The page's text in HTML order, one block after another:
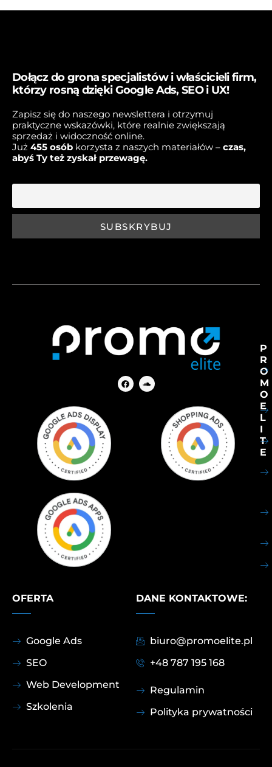
Dołącz do grona specjalistów i właścicieli firm,
którzy rosną dzięki Google Ads, SEO i UX!
Zapisz się do naszego newslettera i otrzymuj
praktyczne wskazówki, które realnie zwiększają
sprzedaż i widoczność online.
Już 455 osób korzysta z naszych materiałów – czas,
abyś Ty też zyskał przewagę.
P
R
O
M
O
E
L
I
T
E
OFERTA
Google Ads
SEO
Web Development
Szkolenia
DANE KONTAKTOWE:
biuro@promoelite.pl
+48 787 195 168
Regulamin
Polityka prywatności